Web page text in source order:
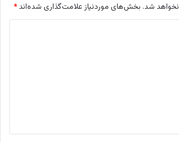
شد. بخش‌های موردنیاز علامت‌گذاری شده‌اند *